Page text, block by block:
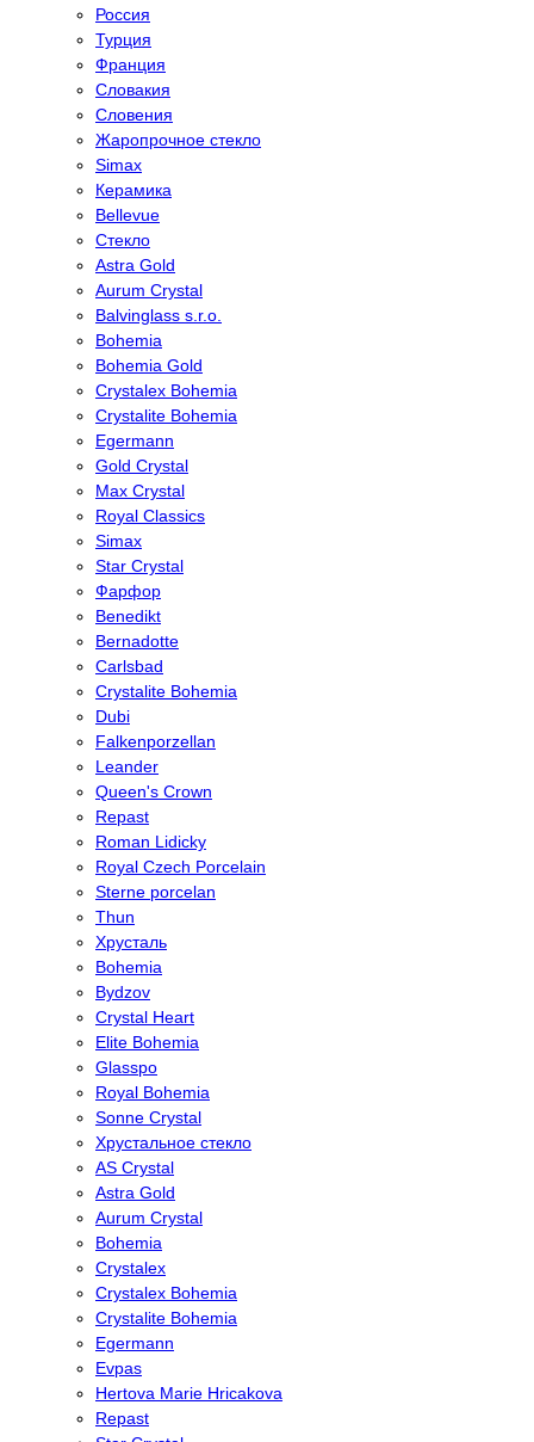
Россия
Турция
Франция
Словакия
Словения
Жаропрочное стекло
Simax
Керамика
Bellevue
Стекло
Astra Gold
Aurum Crystal
Balvinglass s.r.o.
Bohemia
Bohemia Gold
Crystalex Bohemia
Crystalite Bohemia
Egermann
Gold Crystal
Max Crystal
Royal Classics
Simax
Star Crystal
Фарфор
Benedikt
Bernadotte
Carlsbad
Crystalite Bohemia
Dubi
Falkenporzellan
Leander
Queen's Crown
Repast
Roman Lidicky
Royal Czech Porcelain
Sterne porcelan
Thun
Хрусталь
Bohemia
Bydzov
Crystal Heart
Elite Bohemia
Glasspo
Royal Bohemia
Sonne Crystal
Хрустальное стекло
AS Crystal
Astra Gold
Aurum Crystal
Bohemia
Crystalex
Crystalex Bohemia
Crystalite Bohemia
Egermann
Evpas
Hertova Marie Hricakova
Repast